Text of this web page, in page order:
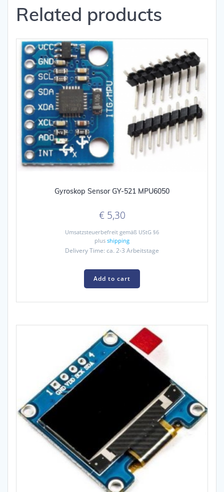
Related products
Gyroskop Sensor GY-521 MPU6050
€5,30
Umsatzsteuerbefreit gemäß UStG §6
plus shipping
Delivery Time: ca. 2-3 Arbeitstage
Add to cart